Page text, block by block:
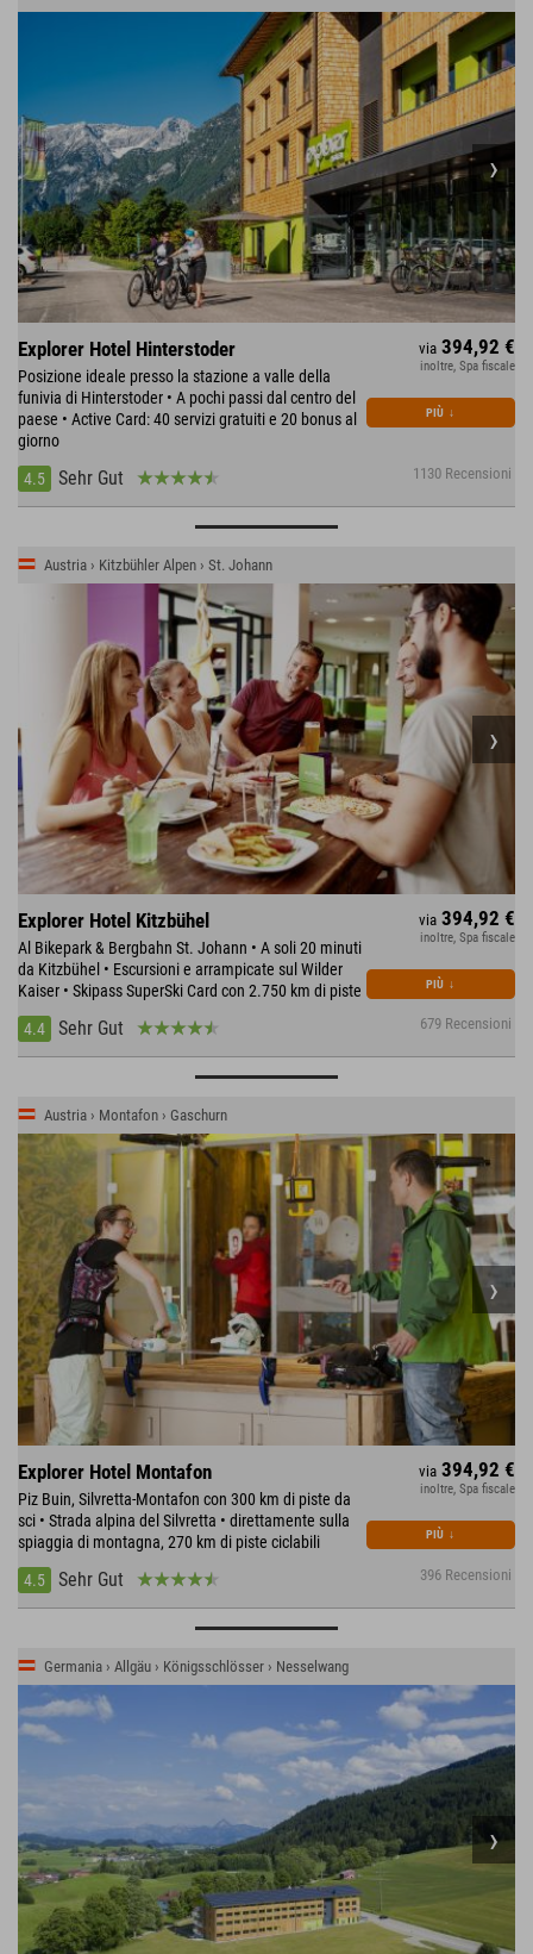
Explorer Hotel Hinterstoder
Posizione ideale presso la stazione a valle della
funivia di Hinterstoder • A pochi passi dal centro del
paese • Active Card: 40 servizi gratuiti e 20 bonus al
giorno
4.5
Sehr Gut 1130 Recensioni
via 394,92 €
inoltre, Spa fiscale
PIÙ ↓
Austria › Kitzbühler Alpen › St. Johann
Explorer Hotel Kitzbühel
Al Bikepark & Bergbahn St. Johann • A soli 20 minuti
da Kitzbühel • Escursioni e arrampicate sul Wilder
Kaiser • Skipass SuperSki Card con 2.750 km di piste
4.4
Sehr Gut 679 Recensioni
via 394,92 €
inoltre, Spa fiscale
PIÙ ↓
Austria › Montafon › Gaschurn
Explorer Hotel Montafon
Piz Buin, Silvretta-Montafon con 300 km di piste da
sci • Strada alpina del Silvretta • direttamente sulla
spiaggia di montagna, 270 km di piste ciclabili
4.5
Sehr Gut 396 Recensioni
via 394,92 €
inoltre, Spa fiscale
PIÙ ↓
Germania › Allgäu › Königsschlösser › Nesselwang